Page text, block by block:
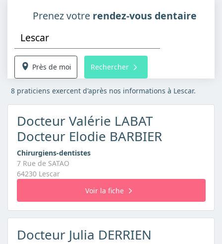
Prenez votre rendez-vous dentaire
Près de moi Rechercher
8 praticiens exercent d'après nos informations à Lescar.
Docteur Valérie LABAT
Docteur Elodie BARBIER
Chirurgiens-dentistes
7 Rue de SATAO
64230 Lescar
Voir la fiche
Docteur Julia DERRIEN